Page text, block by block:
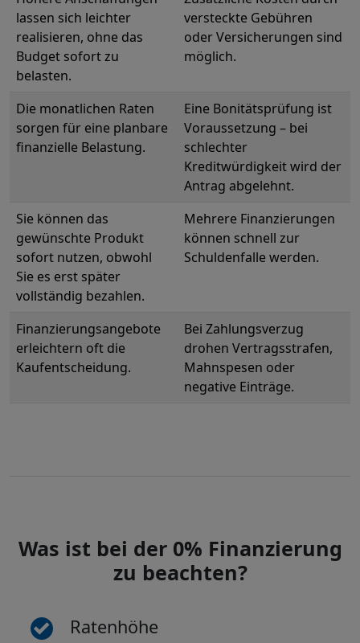
lassen sich leichter
realisieren, ohne das
Budget sofort zu
belasten.
versteckte Gebühren
oder Versicherungen sind
möglich.
Die monatlichen Raten
sorgen für eine planbare
finanzielle Belastung.
Eine Bonitätsprüfung ist
Voraussetzung – bei
schlechter
Kreditwürdigkeit wird der
Antrag abgelehnt.
Sie können das
gewünschte Produkt
sofort nutzen, obwohl
Sie es erst später
vollständig bezahlen.
Mehrere Finanzierungen
können schnell zur
Schuldenfalle werden.
Finanzierungsangebote
erleichtern oft die
Kaufentscheidung.
Bei Zahlungsverzug
drohen Vertragsstrafen,
Mahnspesen oder
negative Einträge.
Was ist bei der 0% Finanzierung
zu beachten?
Ratenhöhe